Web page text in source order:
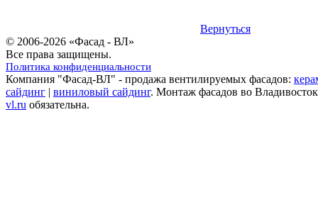
Вернуться
© 2006-2026 «Фасад - ВЛ»
Все права защищены.
Политика конфиденциальности
Компания "Фасад-ВЛ" - продажа вентилируемых фасадов:
сайдинг | виниловый сайдинг. Монтаж фасадов во
vl.ru обязательна.